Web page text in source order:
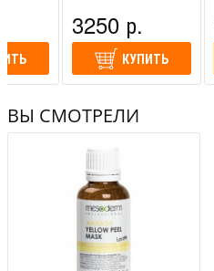
3250 р.
КУПИТЬ
ВЫ СМОТРЕЛИ